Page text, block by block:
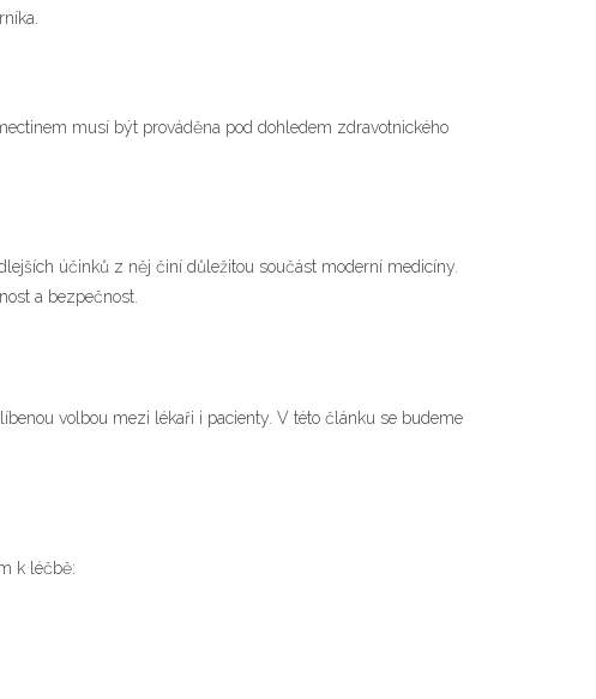
musí být prováděna pod dohledem zdravotnického
účinků z něj činí důležitou součást moderní medicíny.
a bezpečnost.
volbou mezi lékaři i pacienty. V této článku se budeme
k léčbě: